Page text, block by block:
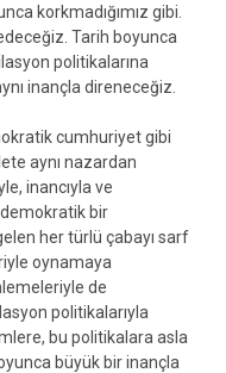
korkmadığımız gibi.
Tarih boyunca
politikalarına
inançla direneceğiz.
cumhuriyet gibi
aynı nazardan
inancıyla ve
bir
her türlü çabayı sarf
oynamaya
de
politikalarıyla
bu politikalara asla
büyük bir inançla